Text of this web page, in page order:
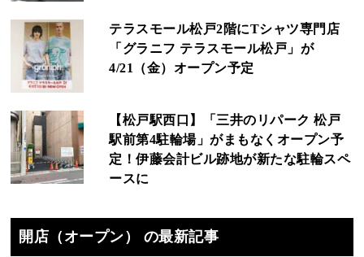
テラスモール松戸2階にTシャツ専門店
「グラニフ テラスモール松戸」が
4/21（金）オープン予定
【松戸駅西口】「三井のリパーク 松戸
駅前第4駐輪場」がまもなくオープン予
定！伊藤会計ビル跡地が新たな駐輪スペ
ースに
開店（オープン） の最新記事